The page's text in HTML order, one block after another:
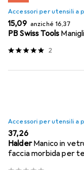
Accessori per utensili a
EUR
15,09 anziché EUR
16,37
PB Swiss Tools
2
Accessori per utensili a
EUR
37,26
Halder Manico in
faccia morbida per